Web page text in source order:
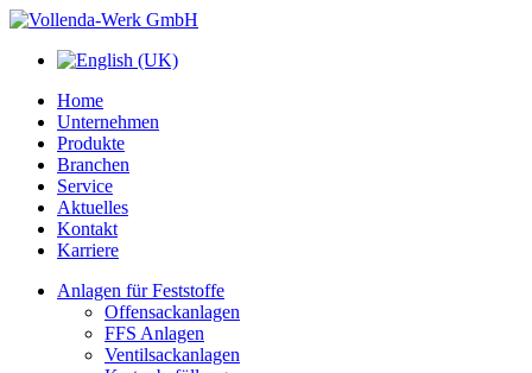
Home
Unternehmen
Produkte
Branchen
Service
Aktuelles
Kontakt
Karriere
Anlagen für Feststoffe
Offensackanlagen
FFS Anlagen
Ventilsackanlagen